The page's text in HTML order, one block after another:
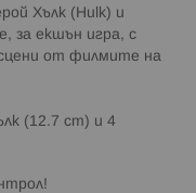
Хълк (Hulk) и
за екшън игра, с
от филмите на
(12.7 cm) и 4